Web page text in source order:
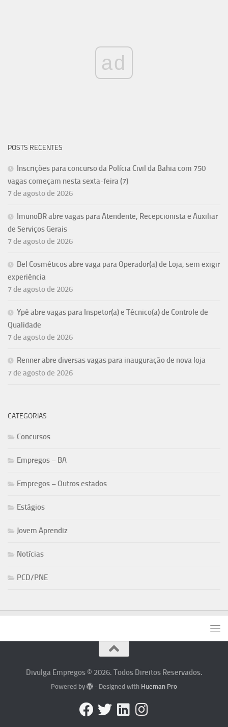
ad
POSTS RECENTES
Inscrições para concurso da Polícia Civil da Bahia com 750
vagas começam nesta sexta-feira (7)
7 de agosto de 2026
ImunoBR abre vagas para Atendente, Recepcionista e Auxiliar
de Serviços Gerais
7 de agosto de 2026
Bel Cosméticos abre vaga para Operador(a) de Loja, sem exigir
experiência
7 de agosto de 2026
Ypê abre vagas para Inspetor(a) e Técnico(a) de Controle de
Qualidade
7 de agosto de 2026
Renner abre diversas vagas para inauguração de nova loja
7 de agosto de 2026
CATEGORIAS
Concursos
Empregos – BA
Empregos – Outros estados
Estágios
Jovem Aprendiz
Notícias
PCD/PNE
Divulga Empregos © 2026. Todos Direitos Reservados.
Powered by - Designed with Hueman Pro